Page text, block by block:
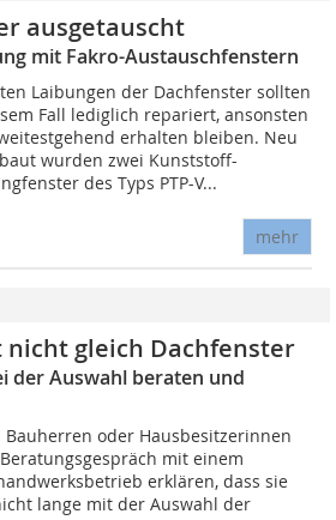
ausgetauscht
mit Fakro-Austauschfenstern
Laibungen der Dachfenster sollten
Fall lediglich repariert, ansonsten
erhalten bleiben. Neu
wurden zwei Kunststoff-
des Typs PTP-V...
mehr
nicht gleich Dachfenster
der Auswahl beraten und
Bauherren oder Hausbesitzerinnen
mit einem
erklären, dass sie
lange mit der Auswahl der